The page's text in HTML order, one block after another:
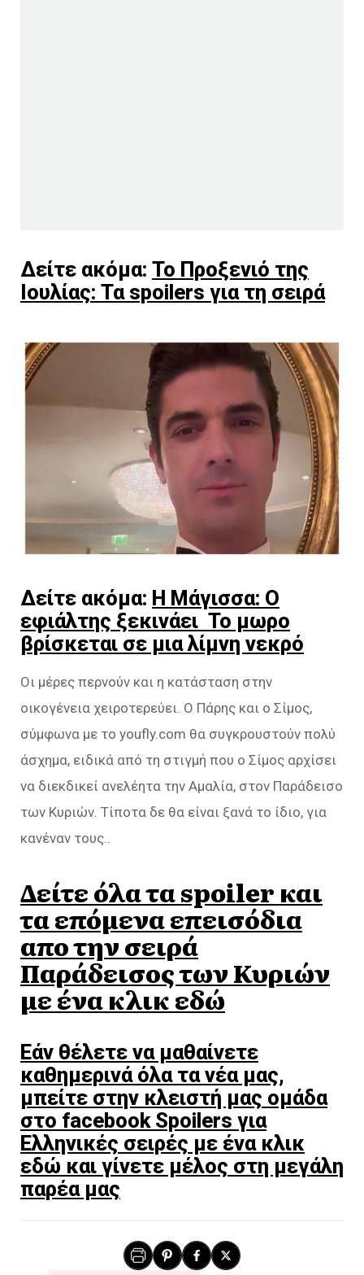
Δείτε ακόμα: Το Προξενιό της
Ιουλίας: Τα spoilers για τη σειρά
Δείτε ακόμα: Η Μάγισσα: Ο
εφιάλτης ξεκινάει Το μωρo
βρίσκεται σε μια λίμνη νεκρό
Οι μέρες περνούν και η κατάσταση στην
οικογένεια χειροτερεύει. Ο Πάρης και ο Σίμος,
σύμφωνα με το youfly.com θα συγκρουστούν πολύ
άσχημα, ειδικά από τη στιγμή που ο Σίμος αρχίσει
να διεκδικεί ανελέητα την Αμαλία, στον Παράδεισο
των Κυριών. Τίποτα δε θα είναι ξανά το ίδιο, για
κανέναν τους..
Δείτε όλα τα spoiler και
τα επόμενα επεισόδια
απο την σειρά
Παράδεισος των Κυριών
με ένα κλικ εδώ
Εάν θέλετε να μαθαίνετε
καθημερινά όλα τα νέα μας,
μπείτε στην κλειστή μας ομάδα
στο facebook Spoilers για
Ελληνικές σειρές με ένα κλικ
εδώ και γίνετε μέλος στη μεγάλη
παρέα μας